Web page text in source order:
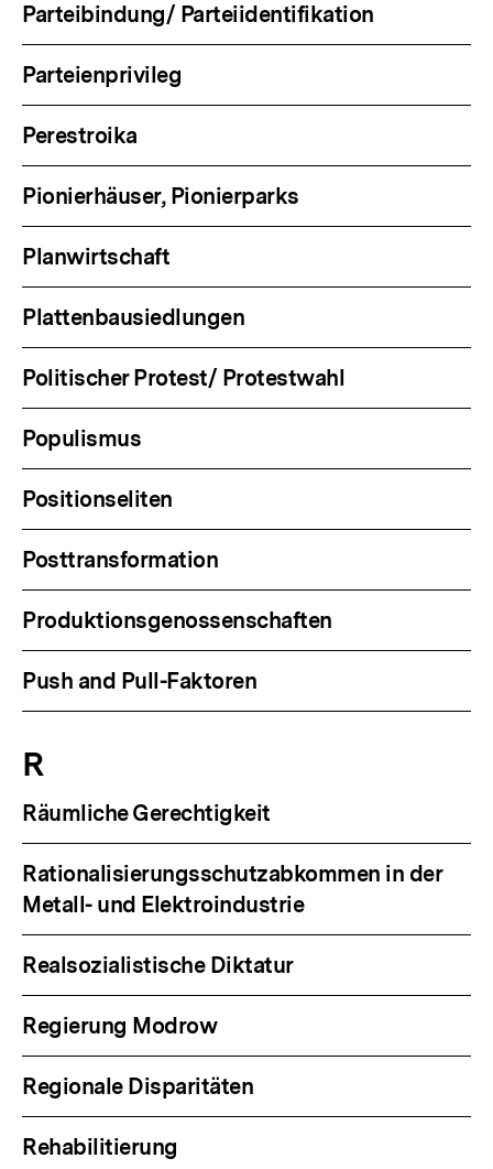
Parteibindung/ Parteiidentifikation
Parteienprivileg
Perestroika
Pionierhäuser, Pionierparks
Planwirtschaft
Plattenbausiedlungen
Politischer Protest/ Protestwahl
Populismus
Positionseliten
Posttransformation
Produktionsgenossenschaften
Push and Pull-Faktoren
R
Räumliche Gerechtigkeit
Rationalisierungsschutzabkommen in der
Metall- und Elektroindustrie
Realsozialistische Diktatur
Regierung Modrow
Regionale Disparitäten
Rehabilitierung